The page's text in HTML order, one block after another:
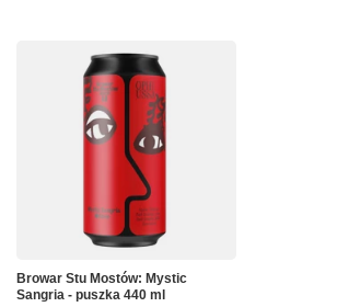
Browar Stu Mostów: Mystic
Sangria - puszka 440 ml